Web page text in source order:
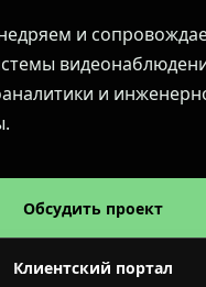
и
и
Обсудить проект
Клиентский портал